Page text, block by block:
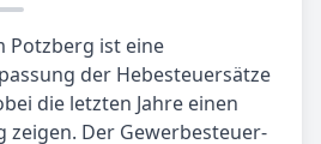
Potzberg ist eine
der Hebesteuersätze
die letzten Jahre einen
zeigen. Der Gewerbesteuer-